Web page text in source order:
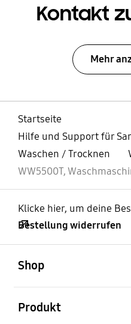
Kontakt
Mehr
Startseite
Hilfe und Support für
Waschen / Trocknen
WW5500T,
Klicke hier, um deine
Bestellung widerrufen
Shop
Produkt